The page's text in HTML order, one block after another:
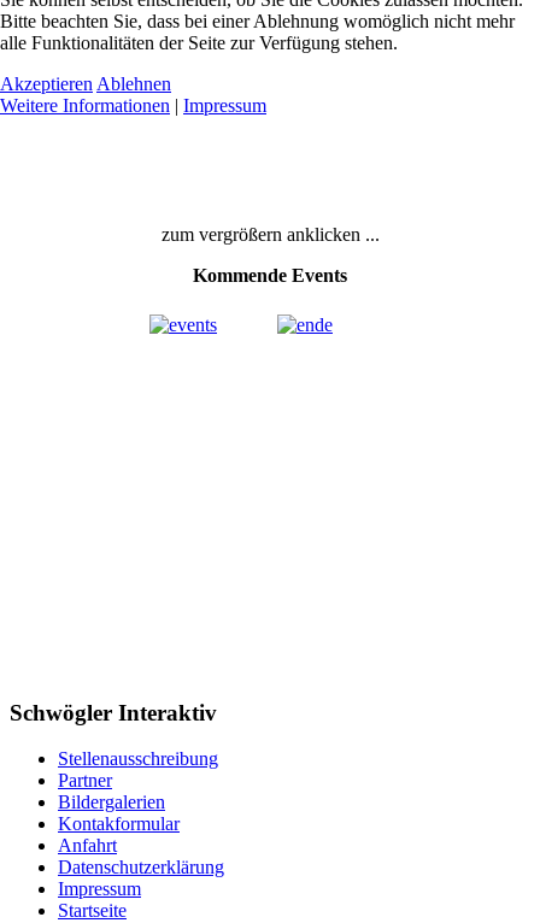
zum vergrößern anklicken ...
Kommende Events
Schwögler Interaktiv
Stellenausschreibung
Partner
Bildergalerien
Kontakformular
Anfahrt
Datenschutzerklärung
Impressum
Startseite
Bitte beachten Sie, dass bei einer Ablehnung womöglich nicht mehr
alle Funktionalitäten der Seite zur Verfügung stehen.
Akzeptieren Ablehnen
Weitere Informationen | Impressum